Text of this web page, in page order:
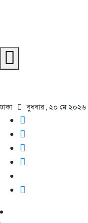
ঢাকা বুধবার , ২০ মে ২০২৬